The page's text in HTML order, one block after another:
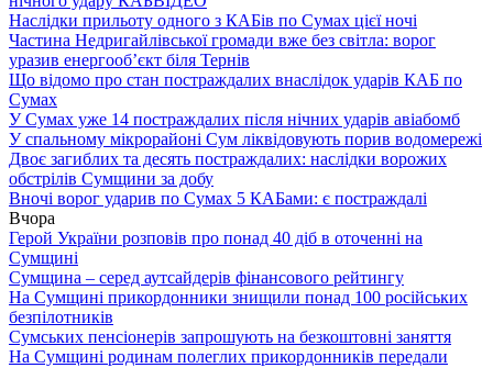
Наслідки прильоту одного з КАБів по Сумах цієї ночі
Частина Недригайлівської громади вже без світла: ворог
уразив енергооб’єкт біля Тернів
Що відомо про стан постраждалих внаслідок ударів КАБ по
Сумах
У Сумах уже 14 постраждалих після нічних ударів авіабомб
У спальному мікрорайоні Сум ліквідовують порив водомережі
Двоє загиблих та десять постраждалих: наслідки ворожих
обстрілів Сумщини за добу
Вночі ворог ударив по Сумах 5 КАБами: є постраждалі
Вчора
Герой України розповів про понад 40 діб в оточенні на
Сумщині
Сумщина – серед аутсайдерів фінансового рейтингу
На Сумщині прикордонники знищили понад 100 російських
безпілотників
Сумських пенсіонерів запрошують на безкоштовні заняття
На Сумщині родинам полеглих прикордонників передали